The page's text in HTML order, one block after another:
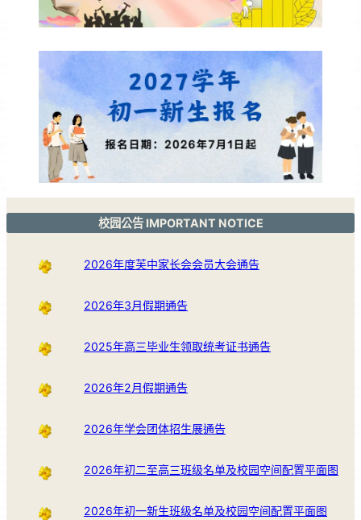
校园公告 IMPORTANT NOTICE
2026年度芙中家长会会员大会通告
2026年3月假期通告
2025年高三毕业生领取统考证书通告
2026年2月假期通告
2026年学会团体招生展通告
2026年初二至高三班级名单及校园空间配置平面图
2026年初一新生班级名单及校园空间配置平面图